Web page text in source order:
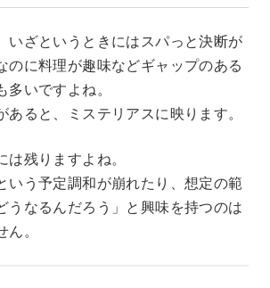
いざというときにはスパっと決断が
のに料理が趣味などギャップのある
いですよね。
ると、ミステリアスに映ります。
残りますよね。
いう予定調和が崩れたり、想定の範
うなるんだろう」と興味を持つのは
。